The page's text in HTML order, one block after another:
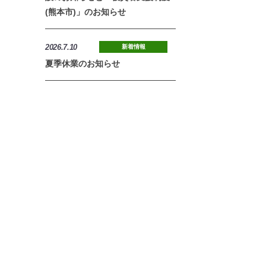
(熊本市)」のお知らせ
2026.7.10 新着情報
夏季休業のお知らせ